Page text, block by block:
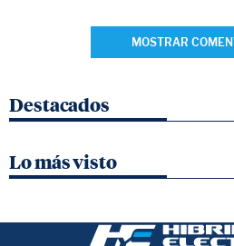
MOSTRAR
Destacados
Lo más visto